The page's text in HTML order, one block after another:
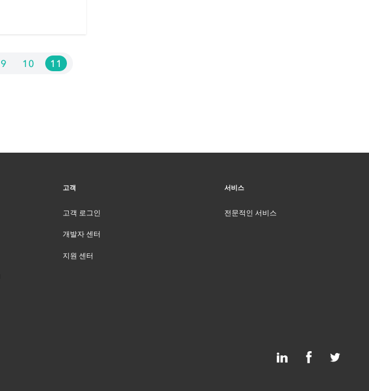
9 10 11
고객
고객 로그인
개발자 센터
지원 센터
서비스
전문적인 서비스